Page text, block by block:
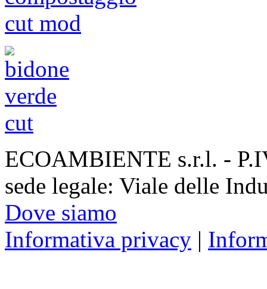
ECOAMBIENTE s.r.l. -
sede legale: Viale delle
Dove siamo
Informativa privacy |